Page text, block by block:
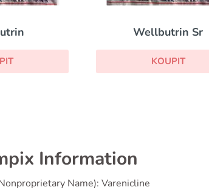
Wellbutrin Sr
KOUPIT
Information
Name): Varenicline